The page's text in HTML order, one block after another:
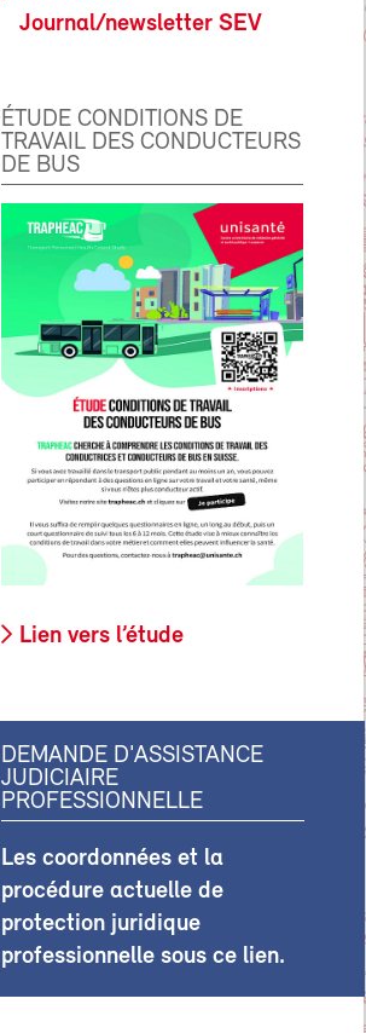
Journal/newsletter SEV
ÉTUDE CONDITIONS DE
TRAVAIL DES CONDUCTEURS
DE BUS
Lien vers l’étude
DEMANDE D'ASSISTANCE
JUDICIAIRE
PROFESSIONNELLE
Les coordonnées et la
procédure actuelle de
protection juridique
professionnelle sous ce lien.